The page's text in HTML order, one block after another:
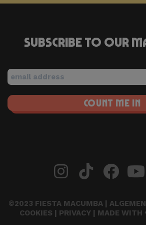
Subscribe to our
©2023 FIESTA MACUMBA |
COOKIES | PRIVACY | MADE WITH